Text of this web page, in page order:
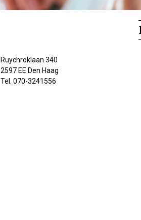
Ruychroklaan 340
2597 EE Den Haag
Tel. 070-3241556